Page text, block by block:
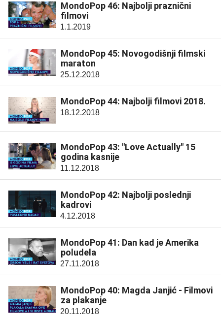
MondoPop 46: Najbolji praznični
filmovi
1.1.2019
MondoPop 45: Novogodišnji filmski
maraton
25.12.2018
MondoPop 44: Najbolji filmovi 2018.
18.12.2018
MondoPop 43: "Love Actually" 15
godina kasnije
11.12.2018
MondoPop 42: Najbolji poslednji
kadrovi
4.12.2018
MondoPop 41: Dan kad je Amerika
poludela
27.11.2018
MondoPop 40: Magda Janjić - Filmovi
za plakanje
20.11.2018